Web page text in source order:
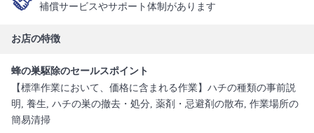
補償サービスやサポート体制があります
お店の特徴
蜂の巣駆除のセールスポイント
【標準作業において、価格に含まれる作業】ハチの種類の事前説
明, 養生, ハチの巣の撤去・処分, 薬剤・忌避剤の散布, 作業場所の
簡易清掃